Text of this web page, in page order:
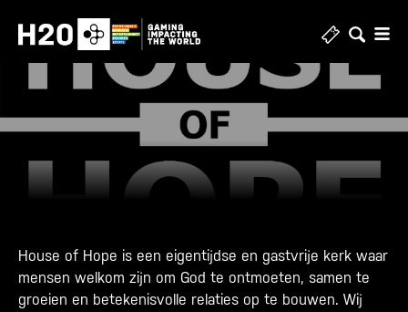
House of Hope is een eigentijdse en gastvrije kerk waar
mensen welkom zijn om God te ontmoeten, samen te
groeien en betekenisvolle relaties op te bouwen. Wij